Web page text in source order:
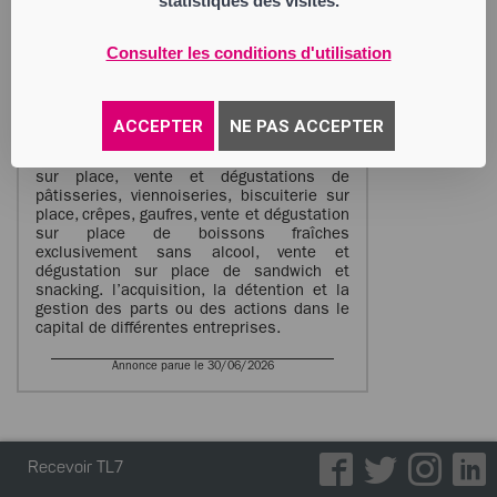
Consulter les conditions d'utilisation
ACCEPTER NE PAS ACCEPTER
BZH AND CO
Société par Actions Simplifiée
42000 Saint-Étienne
982 007 189 RCS Saint Etienne
sur place, vente et dégustations de
pâtisseries, viennoiseries, biscuiterie sur
place, crêpes, gaufres, vente et dégustation
sur place de boissons fraîches
exclusivement sans alcool, vente et
dégustation sur place de sandwich et
snacking. l’acquisition, la détention et la
gestion des parts ou des actions dans le
capital de différentes entreprises.
Annonce parue le 30/06/2026
Recevoir TL7